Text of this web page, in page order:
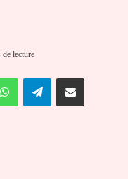
de lecture
WhatsAppTelegramPartager par email